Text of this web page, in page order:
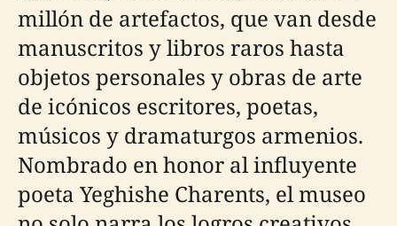
millón de artefactos, que van desde
manuscritos y libros raros hasta
objetos personales y obras de arte
de icónicos escritores, poetas,
músicos y dramaturgos armenios.
Nombrado en honor al influyente
poeta Yeghishe Charents, el museo